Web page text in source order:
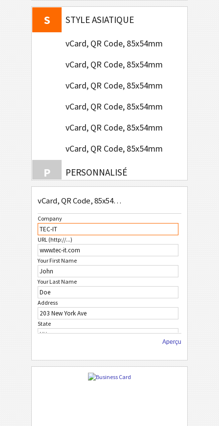
S STYLE ASIATIQUE
vCard, QR Code, 85x54mm
vCard, QR Code, 85x54mm
vCard, QR Code, 85x54mm
vCard, QR Code, 85x54mm
vCard, QR Code, 85x54mm
vCard, QR Code, 85x54mm
P PERSONNALISÉ
vCard, QR Code, 85x54mm
Company
URL (http://...)
Your First Name
Your Last Name
Address
State
ZIP Code
Aperçu